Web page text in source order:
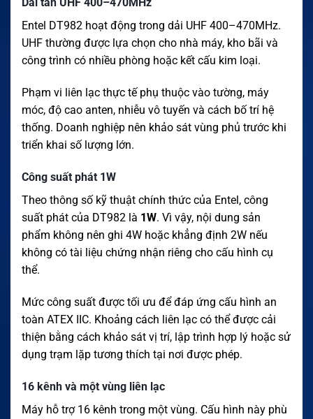
Dải tần UHF 400–470MHz
Entel DT982 hoạt động trong dải UHF 400–470MHz.
UHF thường được lựa chọn cho nhà máy, kho bãi và
công trình có nhiều phòng hoặc kết cấu kim loại.
Phạm vi liên lạc thực tế phụ thuộc vào tường, máy
móc, độ cao anten, nhiễu vô tuyến và cách bố trí hệ
thống. Doanh nghiệp nên khảo sát vùng phủ trước khi
triển khai số lượng lớn.
Công suất phát 1W
Theo thông số kỹ thuật chính thức của Entel, công
suất phát của DT982 là 1W. Vì vậy, nội dung sản
phẩm không nên ghi 4W hoặc khẳng định 2W nếu
không có tài liệu chứng nhận riêng cho cấu hình cụ
thể.
Mức công suất được tối ưu để đáp ứng cấu hình an
toàn ATEX IIC. Khoảng cách liên lạc có thể được cải
thiện bằng cách khảo sát vị trí, lập trình hợp lý hoặc sử
dụng trạm lặp tương thích tại nơi được phép.
16 kênh và một vùng liên lạc
Máy hỗ trợ 16 kênh trong một vùng. Cấu hình này phù